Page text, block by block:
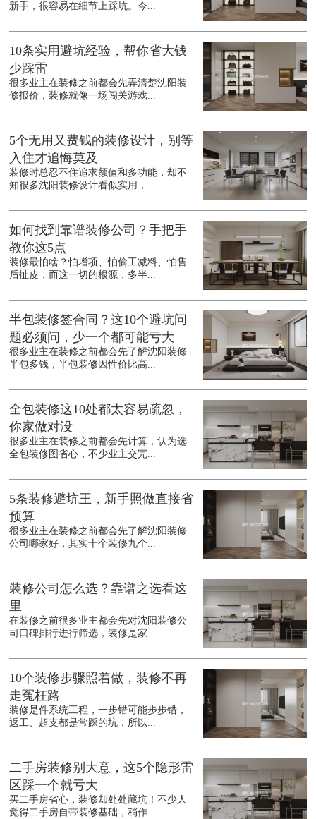
新手，很容易在细节上踩坑。今...
10条实用避坑经验，帮你省大钱
少踩雷
很多业主在装修之前都会先弄清楚沈阳装
修报价，装修就像一场闯关游戏...
5个无用又费钱的装修设计，别等
入住才追悔莫及
装修时总忍不住追求颜值和多功能，却不
知很多沈阳装修设计看似实用，...
如何找到靠谱装修公司？手把手
教你这5点
装修最怕啥？怕增项、怕偷工减料、怕售
后扯皮，而这一切的根源，多半...
半包装修签合同？这10个避坑问
题必须问，少一个都可能亏大
很多业主在装修之前都会先了解沈阳装修
半包多钱，半包装修因性价比高...
全包装修这10处都太容易疏忽，
你家做对没
很多业主在装修之前都会先计算，认为选
全包装修图省心，不少业主交完...
5条装修避坑王，新手照做直接省
预算
很多业主在装修之前都会先了解沈阳装修
公司哪家好，其实十个装修九个...
装修公司怎么选？靠谱之选看这
里
在装修之前很多业主都会先对沈阳装修公
司口碑排行进行筛选，装修是家...
10个装修步骤照着做，装修不再
走冤枉路
装修是件系统工程，一步错可能步步错，
返工、超支都是常踩的坑，所以...
二手房装修别大意，这5个隐形雷
区踩一个就亏大
买二手房省心，装修却处处藏坑！不少人
觉得二手房自带装修基础，稍作...